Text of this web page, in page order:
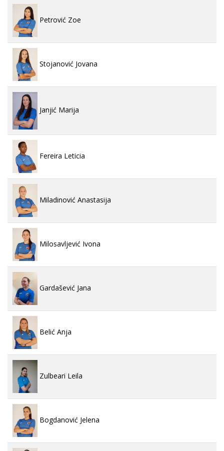
Petrović Zoe
Stojanović Jovana
Janjić Marija
Fereira Leticia
Miladinović Anastasija
Milosavljević Ivona
Gardašević Jana
Belić Anja
Zulbeari Leila
Bogdanović Jelena